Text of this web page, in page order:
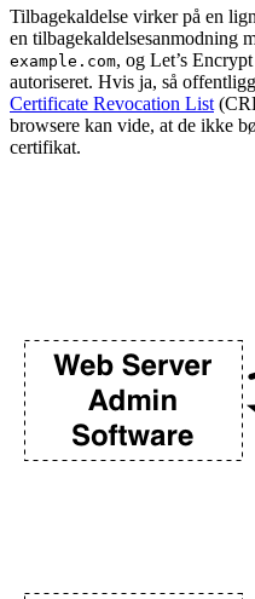
Tilbagekaldelse virker på en
en tilbagekaldelsesanmodning
example.com, og Let’s
autoriseret. Hvis ja, så
Certificate Revocation List
browsere kan vide, at de ikke
certifikat.